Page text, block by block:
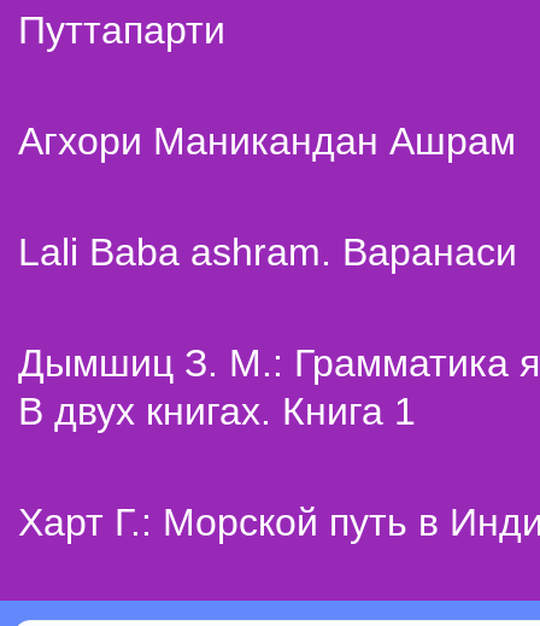
Путтапарти
Агхори Маникандан Ашрам
Lali Baba ashram. Варанаси
Дымшиц З. М.: Грамматика
В двух книгах. Книга 1
Харт Г.: Морской путь в